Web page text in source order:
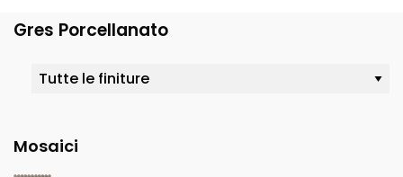
Gres Porcellanato
Mosaici